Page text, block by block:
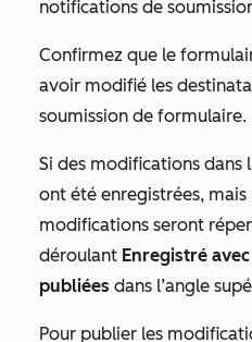
notifications de
Confirmez que le
avoir modifié les
soumission de formulaire.
Si des modifications dans
ont été enregistrées, mais
modifications seront
déroulant Enregistré
publiées dans l’angle
Pour publier les